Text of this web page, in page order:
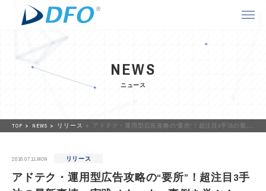
NEWS
ニュース
TOP NEWS リリース アドテク・運用型広告攻略の“要所”！超注目3手法の最新事情・実践ノウハウ・事例を学ぶ！ ～ダイナミックレコメンデーション×アトリビューション×データフィード最適化～ （7/28開催・無料セミナー）
2016.07.11.MON リリース
アドテク・運用型広告攻略の“要所”！超注目3手